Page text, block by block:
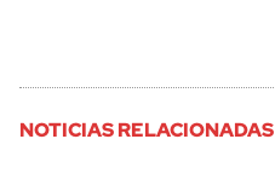
NOTICIAS RELACIONADAS